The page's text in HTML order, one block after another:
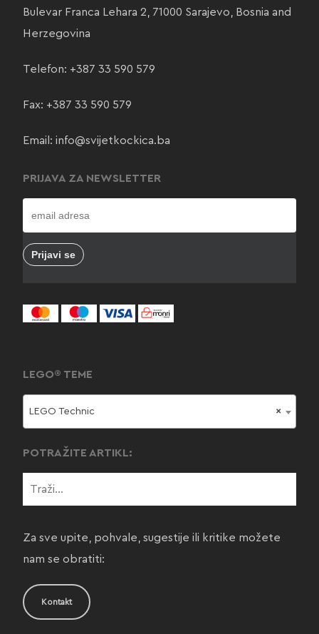
Bulevar Franca Lehara 2, 71000 Sarajevo, Bosnia and
Herzegovina
Telefon: +387 33 590 579
Fax: +387 33 590 579
Email: info@svijetkockica.ba
PRIJAVA ZA NEWSLETTER
LEGO® TEME
×
LEGO Technic
POTRAŽITE ARTIKL:
Za sve upite, pohvale, sugestije ili kritike možete
nam se obratiti:
Kontakt